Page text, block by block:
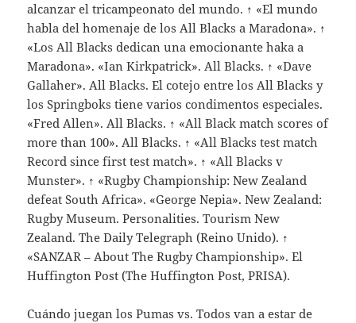
alcanzar el tricampeonato del mundo. ↑ «El mundo
habla del homenaje de los All Blacks a Maradona». ↑
«Los All Blacks dedican una emocionante haka a
Maradona». «Ian Kirkpatrick». All Blacks. ↑ «Dave
Gallaher». All Blacks. El cotejo entre los All Blacks y
los Springboks tiene varios condimentos especiales.
«Fred Allen». All Blacks. ↑ «All Black match scores of
more than 100». All Blacks. ↑ «All Blacks test match
Record since first test match». ↑ «All Blacks v
Munster». ↑ «Rugby Championship: New Zealand
defeat South Africa». «George Nepia». New Zealand:
Rugby Museum. Personalities. Tourism New
Zealand. The Daily Telegraph (Reino Unido). ↑
«SANZAR – About The Rugby Championship». El
Huffington Post (The Huffington Post, PRISA).
Cuándo juegan los Pumas vs. Todos van a estar de